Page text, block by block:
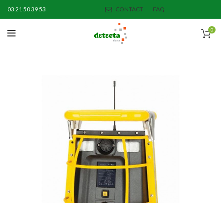
03 21 50 39 53 CONTACT FAQ
0